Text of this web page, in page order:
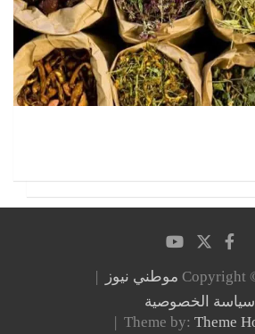
Copyright موطني نيوز
سياسة الخصوصية
Theme by: Theme